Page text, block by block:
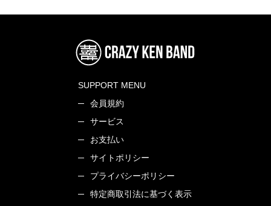
SUPPORT MENU
会員規約
サービス
お支払い
サイトポリシー
プライバシーポリシー
特定商取引法に基づく表示